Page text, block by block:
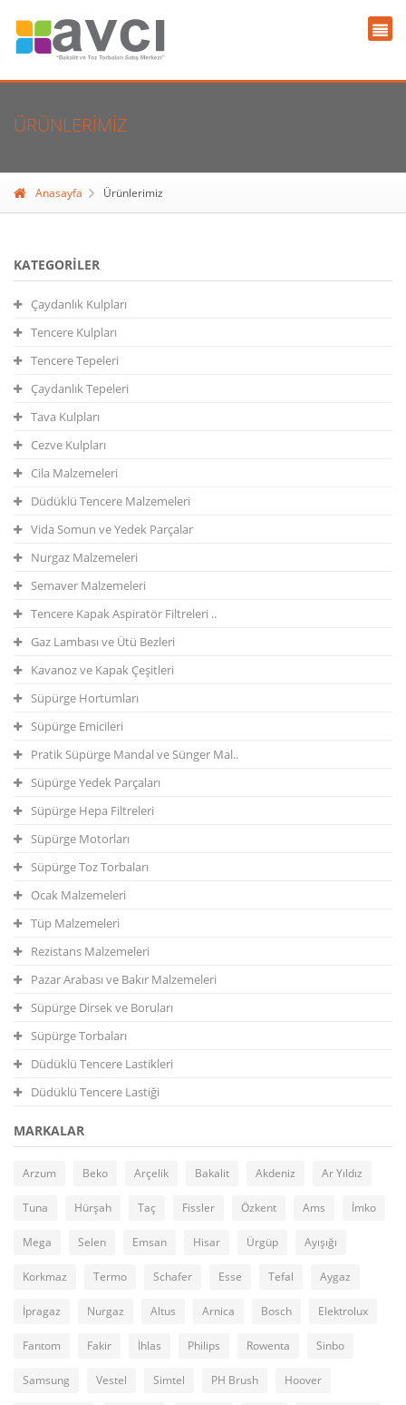
ÜRÜNLERIMIZ
Anasayfa Ürünlerimiz
KATEGORILER
Çaydanlık Kulpları
Tencere Kulpları
Tencere Tepeleri
Çaydanlık Tepeleri
Tava Kulpları
Cezve Kulpları
Cila Malzemeleri
Düdüklü Tencere Malzemeleri
Vida Somun ve Yedek Parçalar
Nurgaz Malzemeleri
Semaver Malzemeleri
Tencere Kapak Aspiratör Filtreleri ..
Gaz Lambası ve Ütü Bezleri
Kavanoz ve Kapak Çeşitleri
Süpürge Hortumları
Süpürge Emicileri
Pratik Süpürge Mandal ve Sünger Mal..
Süpürge Yedek Parçaları
Süpürge Hepa Filtreleri
Süpürge Motorları
Süpürge Toz Torbaları
Ocak Malzemeleri
Tüp Malzemeleri
Rezistans Malzemeleri
Pazar Arabası ve Bakır Malzemeleri
Süpürge Dirsek ve Boruları
Süpürge Torbaları
Düdüklü Tencere Lastikleri
Düdüklü Tencere Lastiği
MARKALAR
Arzum Beko Arçelik Bakalit Akdeniz Ar Yıldız
Tuna Hürşah Taç Fissler Özkent Ams İmko
Mega Selen Emsan Hisar Ürgüp Ayışığı
Korkmaz Termo Schafer Esse Tefal Aygaz
İpragaz Nurgaz Altus Arnica Bosch Elektrolux
Fantom Fakir İhlas Philips Rowenta Sinbo
Samsung Vestel Simtel PH Brush Hoover